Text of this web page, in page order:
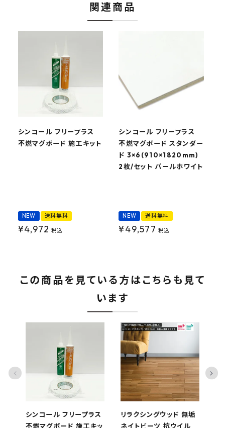
関連商品
シンコール フリープラス
不燃マグボード 施工キット
NEW 送料無料
¥4,972 税込
シンコール フリープラス
不燃マグボード スタンダー
ド 3×6(910×1820mm)
2枚/セット パールホワイト
NEW 送料無料
¥49,577 税込
この商品を見ている方はこちらも見て
います
シンコール フリープラス
不燃マグボード 施工キッ
リラクシングウッド 無垢
ネイトビーツ 抗ウイル